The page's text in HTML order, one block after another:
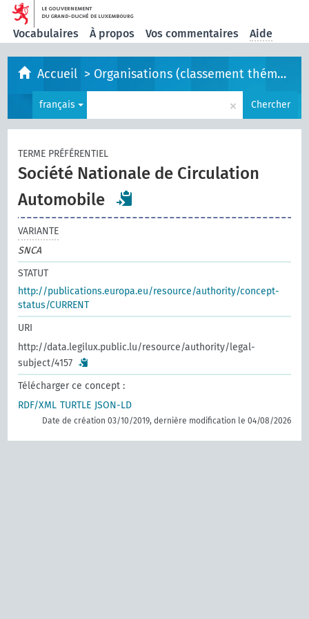
Vocabulaires À propos Vos commentaires Aide
Accueil > Organisations (classement thématique)
français × Chercher
TERME PRÉFÉRENTIEL
Société Nationale de Circulation
Automobile
VARIANTE
SNCA
STATUT
http://publications.europa.eu/resource/authority/concept-
status/CURRENT
URI
http://data.legilux.public.lu/resource/authority/legal-
subject/4157
Télécharger ce concept :
RDF/XML TURTLE JSON-LD
Date de création 03/10/2019, dernière modification le 04/08/2026